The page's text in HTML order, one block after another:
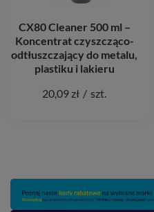
CX80 Cleaner 500 ml –
Koncentrat czyszcząco-
odtłuszczający do metalu,
plastiku i lakieru
20,09 zł / szt.